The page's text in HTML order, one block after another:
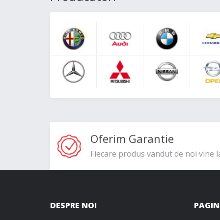
Oferim Garantie
Fiecare produs vandut de noi vine
DESPRE NOI